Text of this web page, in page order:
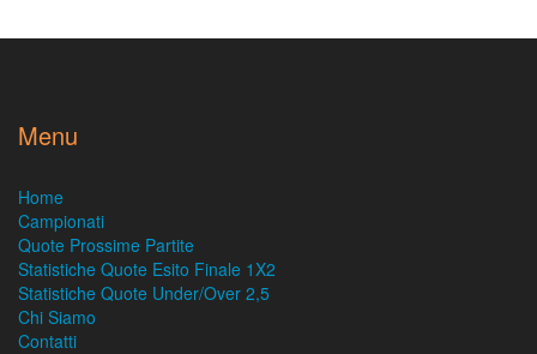
Menu
Home
Campionati
Quote Prossime Partite
Statistiche Quote Esito Finale 1X2
Statistiche Quote Under/Over 2,5
Chi Siamo
Contatti